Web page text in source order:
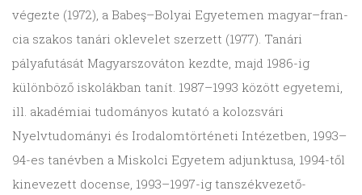
végezte (1972), a Babeş­–Bo­lyai Egye­te­men magyar­–fran­
cia sza­kos tanári okle­ve­let szer­zett (1977). Tanári
pályafutását Magyar­szo­vá­ton kezdte, majd 1986-ig
különböző iskolákban tanít. 1987–1993 között egyetemi,
ill. akadémiai tudományos kutató a kolozsvári
Nyelvtudományi és Irodalomtörténeti Intézetben, 1993–
94-es tanévben a Miskolci Egyetem adjunktusa, 1994-től
kinevezett docense, 1993–1997-ig tanszékvezető-